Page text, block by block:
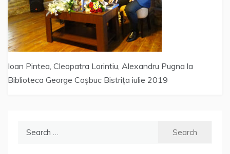
Ioan Pintea, Cleopatra Lorintiu, Alexandru Pugna la
Biblioteca George Coșbuc Bistrița iulie 2019